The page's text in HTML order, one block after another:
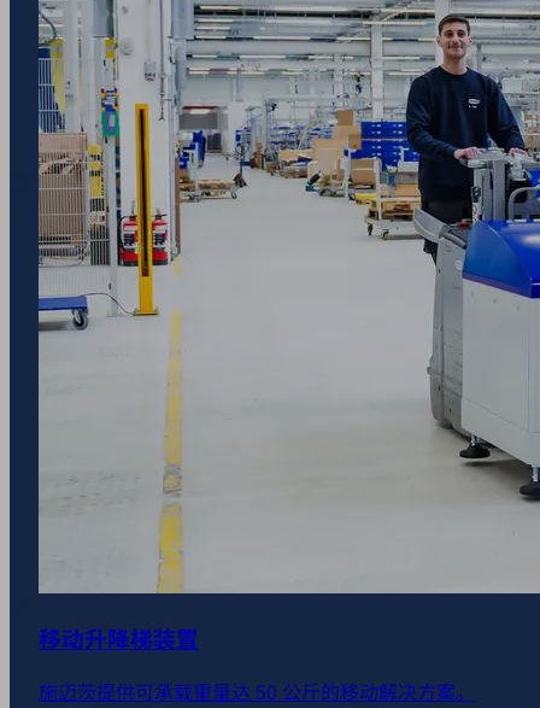
移动升降梯装置
施迈茨提供可承载重量达 50 公斤的移动解决方案。